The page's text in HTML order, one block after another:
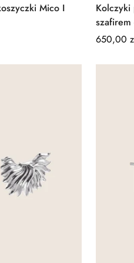
Mico I
Kolczyki
szafirem
Regular
650,00